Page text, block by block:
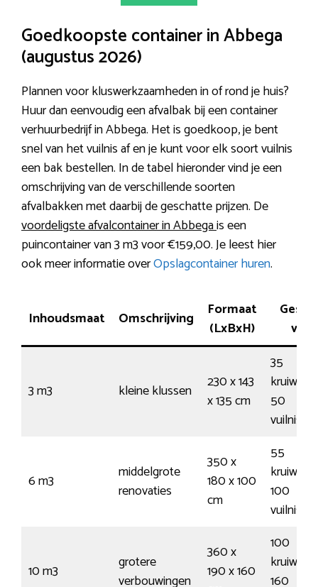
Goedkoopste container in Abbega
(augustus 2026)
Plannen voor kluswerkzaamheden in of rond je huis?
Huur dan eenvoudig een afvalbak bij een container
verhuurbedrijf in Abbega. Het is goedkoop, je bent
snel van het vuilnis af en je kunt voor elk soort vuilnis
een bak bestellen. In de tabel hieronder vind je een
omschrijving van de verschillende soorten
afvalbakken met daarbij de geschatte prijzen. De
voordeligste afvalcontainer in Abbegais een
puincontainer van 3 m3 voor €159,00. Je leest hier
ook meer informatie overOpslagcontainer huren.
Inhoudsmaat Omschrijving
Formaat
(LxBxH)
voor
3 m3 kleine klussen
230 x 143
x 135 cm
35
50
6 m3
middelgrote
renovaties
350 x
180 x 100
cm
55
100
10 m3
grotere
verbouwingen
360 x
190 x 160
100
160